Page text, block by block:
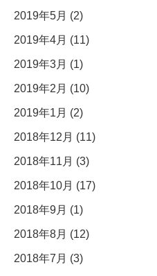
2019年5月 (2)
2019年4月 (11)
2019年3月 (1)
2019年2月 (10)
2019年1月 (2)
2018年12月 (11)
2018年11月 (3)
2018年10月 (17)
2018年9月 (1)
2018年8月 (12)
2018年7月 (3)